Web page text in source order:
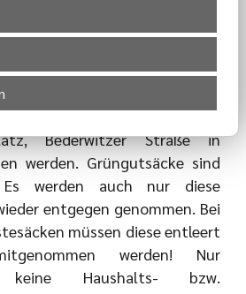
können auf dem
Bederwitzer Straße in
werden. Grüngutsäcke sind
werden auch nur diese
entgegen genommen. Bei
müssen diese entleert
werden! Nur
keine Haushalts- bzw.